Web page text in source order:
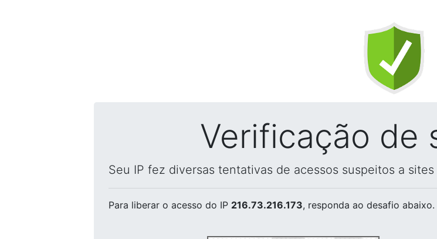
Verificação de
Seu IP fez diversas tentativas de acessos suspeitos a
Para liberar o acesso do IP 216.73.216.173, responda ao desafio abaixo.